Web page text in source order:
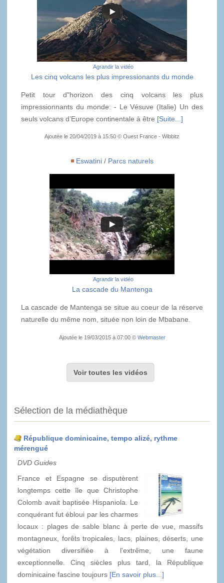
Agrandir la vidéo
Les cinq volcans les plus impressionants du monde
Petit tour d"horizon des cinq volcans les plus
impressionnants du monde: - Le Vésuve (Italie) Un des
seuls volcans d’Europe continentale à être [Suite...]
Ajoutée le 20/04/2019 à 15:50 © Ouest France - Wibbitz
Eswatini/ Parcs naturels
Agrandir la vidéo
La cascade du Mantenga
La cascade de Mantenga se situe au coeur de la réserve
naturelle du même nom, située non loin de Mbabane.
Ajoutée le 19/03/2015 à 07:00 © Webmaster
Voir toutes les vidéos
Sélection de la médiathèque
République dominicaine, tempo alizé, rythme
mérengué
DVD Guides
France et Espagne se disputèrent
longtemps cette île que Christophe
Colomb avait baptisée Hispaniola. Le
conquérant fut ébloui par les charmes
locaux : plages de sable blanc à perte de vue, massifs
montagneux, forêts tropicales, lacs, plaines, déserts, une
végétation diversifiée à l'extrême, une faune
exceptionnelle. Cinq siècles plus tard, la République
dominicaine fascine toujours [En savoir plus...]